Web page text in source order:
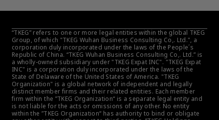
“TKEG” refers to one or more legal entities within the global TKEG
Group, of which "TKEG Wuhan Business Consulting Co,. Ltd.", a
corporation duly incorporated under the laws of the People´s
Republic of China. “TKEG Wuhan Business Consulting Co,. Ltd.” is
a wholly-owned subsidiary under "TKEG Expat INC". "TKEG Expat
INC" is a corporation duly incorporated under the laws of the
State of Delaware of the United States of America. "TKEG
Organization" is a global network of independent and legally
distinct member firms and their related entities. Each member
firm within the ”TKEG Organization“ is a separate legal entity and
is not liable for the acts or omissions of any other. No entity
within the ”TKEG Organization“ has authority to bind or obligate